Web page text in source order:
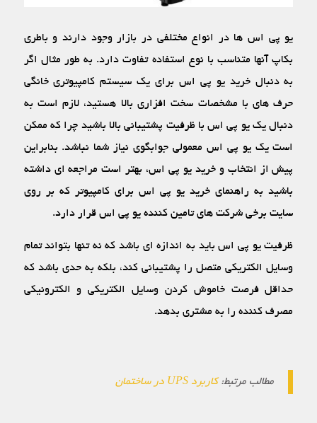
یو پی اس‏ ها در انواع مختلفی در بازار وجود دارند و باطری
بکاپ آنها متناسب با نوع استفاده تفاوت دارد. به طور مثال اگر
به دنبال خرید یو پی اس برای یک سیستم کامپیوتری خانگی
حرف ه‏ای با مشخصات سخت‏ افزاری بالا هستید، لازم است به
دنبال یک یو پی اس با ظرفیت پشتیبانی بالا باشید چرا که ممکن
است یک یو پی اس معمولی جوابگوی نیاز شما نباشد. بنابراین
پیش از انتخاب و خرید یو پی اس، بهتر است مراجعه ‏ای داشته
باشید به راهنمای خرید یو پی اس برای کامپیوتر که بر روی
سایت برخی شرکت‏ های تامین کننده یو پی اس قرار دارد.
ظرفیت یو پی اس باید به اندازه‏ ای باشد که نه تنها بتواند تمام
وسایل الکتریکی متصل را پشتیبانی کند، بلکه به حدی باشد که
حداقل فرصت خاموش کردن وسایل الکتریکی و الکترونیکی
مصرف کننده را به مشتری بدهد.
مطالب مرتبط:کاربرد UPS در ساختمان